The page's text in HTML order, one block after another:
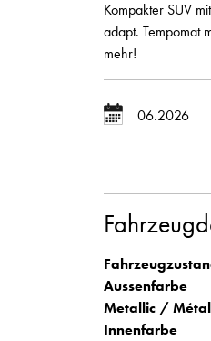
Kompakter SUV
adapt. Tempomat
mehr!
06.2026
Aussenfarbe
Metallic /
Innenfarbe